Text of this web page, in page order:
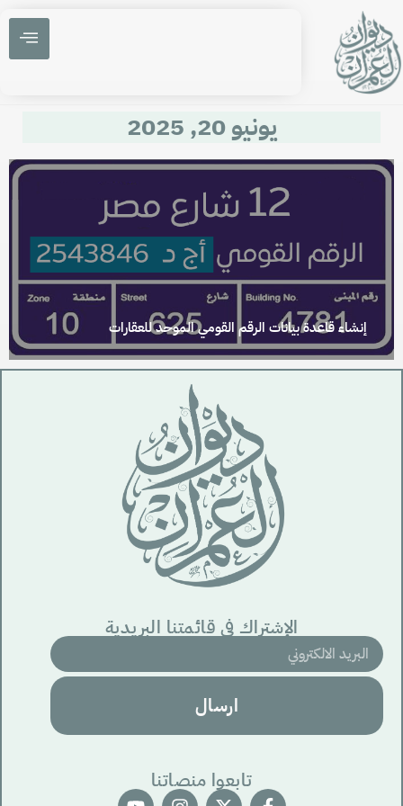
يونيو 20, 2025
إنشاء قاعدة بيانات الرقم القومي الموحد للعقارات
الإشتراك في قائمتنا البريدية
ارسال
تابعوا منصاتنا